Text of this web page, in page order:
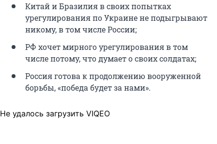
Китай и Бразилия в своих попытках
урегулирования по Украине не подыгрывают
никому, в том числе России;
РФ хочет мирного урегулирования в том
числе потому, что думает о своих солдатах;
Россия готова к продолжению вооруженной
борьбы, «победа будет за нами».
Не удалось загрузить VIQEO